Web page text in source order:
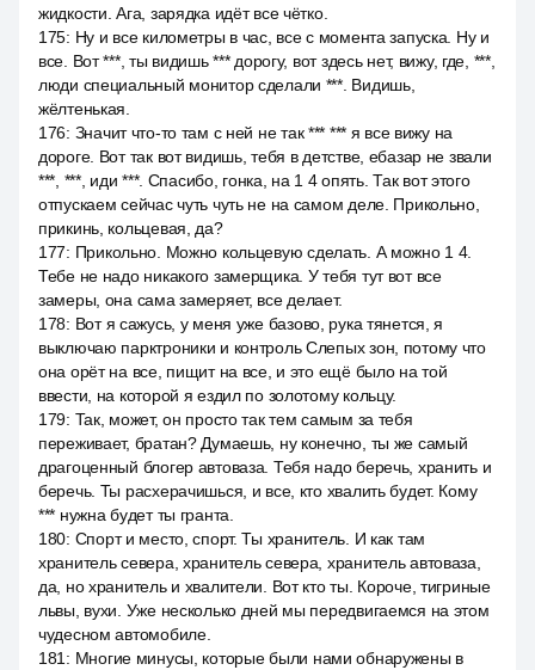
жидкости. Ага, зарядка идёт все чётко.
175: Ну и все километры в час, все с момента запуска. Ну и
все. Вот ***, ты видишь *** дорогу, вот здесь нет, вижу, где, ***,
люди специальный монитор сделали ***. Видишь,
жёлтенькая.
176: Значит что-то там с ней не так *** *** я все вижу на
дороге. Вот так вот видишь, тебя в детстве, ебазар не звали
***, ***, иди ***. Спасибо, гонка, на 1 4 опять. Так вот этого
отпускаем сейчас чуть чуть не на самом деле. Прикольно,
прикинь, кольцевая, да?
177: Прикольно. Можно кольцевую сделать. А можно 1 4.
Тебе не надо никакого замерщика. У тебя тут вот все
замеры, она сама замеряет, все делает.
178: Вот я сажусь, у меня уже базово, рука тянется, я
выключаю парктроники и контроль Слепых зон, потому что
она орёт на все, пищит на все, и это ещё было на той
ввести, на которой я ездил по золотому кольцу.
179: Так, может, он просто так тем самым за тебя
переживает, братан? Думаешь, ну конечно, ты же самый
драгоценный блогер автоваза. Тебя надо беречь, хранить и
беречь. Ты расхерачишься, и все, кто хвалить будет. Кому
*** нужна будет ты гранта.
180: Спорт и место, спорт. Ты хранитель. И как там
хранитель севера, хранитель севера, хранитель автоваза,
да, но хранитель и хвалители. Вот кто ты. Короче, тигриные
львы, вухи. Уже несколько дней мы передвигаемся на этом
чудесном автомобиле.
181 : Многие минусы, которые были нами обнаружены в